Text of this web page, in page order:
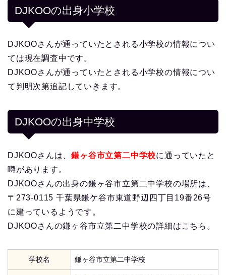
DJKOOの出身小学校
DJKOOさんが通っていたとされる小学校の情報につい
ては現在調査中です。
DJKOOさんが通っていたとされる小学校の情報につい
て判明次第追記していきます。
DJKOOの出身中学校
DJKOOさんは、鎌ヶ谷市立第二中学校に通っていたと
噂があります。
DJKOOさんの出身の鎌ヶ谷市立第二中学校の場所は、
〒273-0115 千葉県鎌ケ谷市東道野辺四丁目19番26号
に建っているようです。
DJKOOさんの鎌ヶ谷市立第二中学校の詳細はこちら。
学校名 鎌ヶ谷市立第二中学校